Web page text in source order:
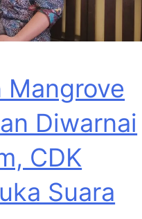
Mangrove
Diwarnai
CDK
Suara